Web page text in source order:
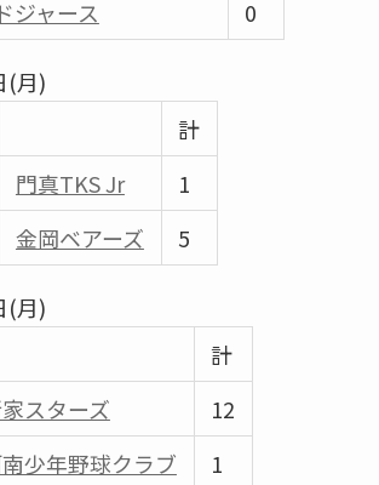
ジャース
0
(月)
計
門真TKS Jr
1
金岡ベアーズ
5
(月)
計
スターズ
12
少年野球クラブ
1